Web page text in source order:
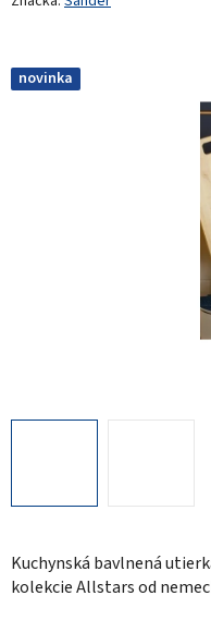
Kuchynská bavlnená
kolekcie Allstars od
z 5
hviezdičiek.
novinka